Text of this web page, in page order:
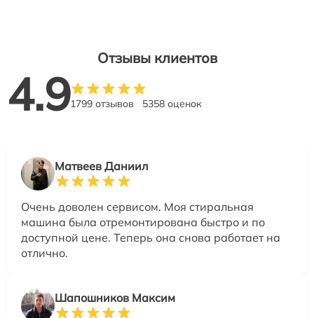
Отзывы клиентов
4.91799 отзывов 5358 оценок
Матвеев Даниил
Очень доволен сервисом. Моя стиральная
машина была отремонтирована быстро и по
доступной цене. Теперь она снова работает на
отлично.
Шапошников Максим